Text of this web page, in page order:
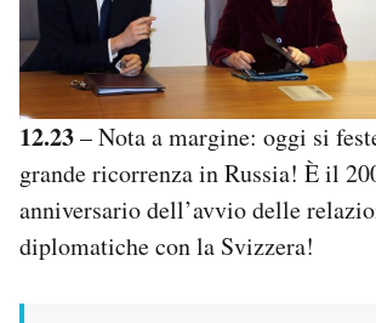
12.23– Nota a margine: oggi si
grande ricorrenza in Russia! È il
anniversario dell’avvio delle
diplomatiche con la Svizzera!